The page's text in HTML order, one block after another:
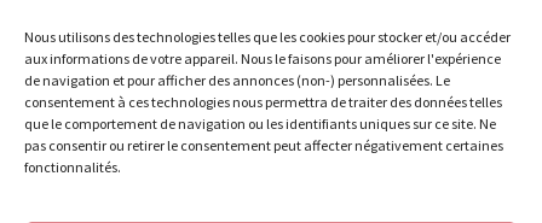
Nous utilisons des technologies telles que les cookies pour stocker et/ou accéder
aux informations de votre appareil. Nous le faisons pour améliorer l'expérience
de navigation et pour afficher des annonces (non-) personnalisées. Le
consentement à ces technologies nous permettra de traiter des données telles
que le comportement de navigation ou les identifiants uniques sur ce site. Ne
pas consentir ou retirer le consentement peut affecter négativement certaines
fonctionnalités.